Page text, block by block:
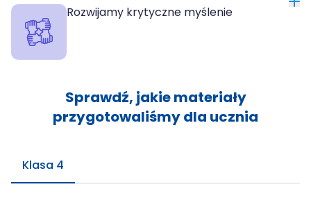
Rozwijamy krytyczne myślenie
Sprawdź, jakie materiały
przygotowaliśmy dla ucznia
Klasa 4